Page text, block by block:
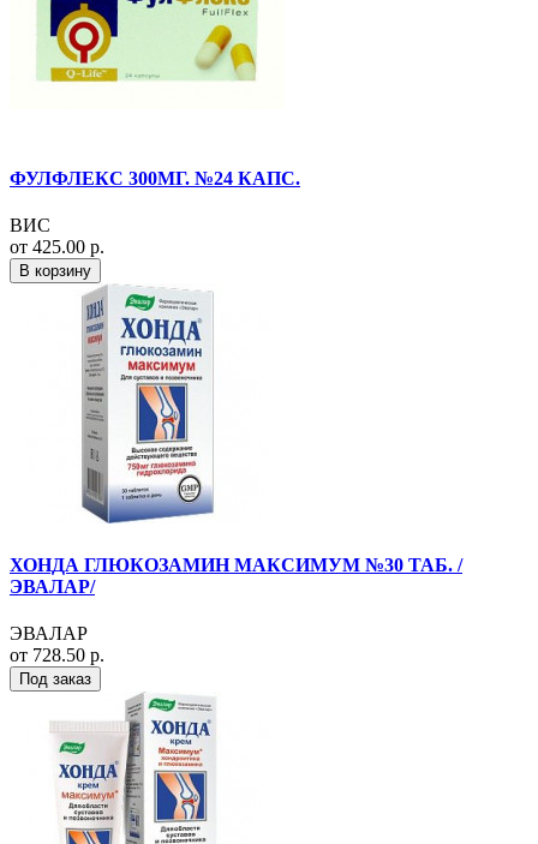
ФУЛФЛЕКС 300МГ. №24 КАПС.
ВИС
от 425.00 р.
В корзину
ХОНДА ГЛЮКОЗАМИН МАКСИМУМ №30 ТАБ. /
ЭВАЛАР/
ЭВАЛАР
от 728.50 р.
Под заказ